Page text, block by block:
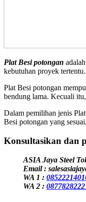
Plat Besi potongan
kebutuhan proyek
Plat Besi potongan
bendung lama. Kecuali
Dalam pemilihan jenis
Besi potongan yang
Konsultasikan dan
ASIA Jaya Steel
Email :
WA 1 :
WA 2 :